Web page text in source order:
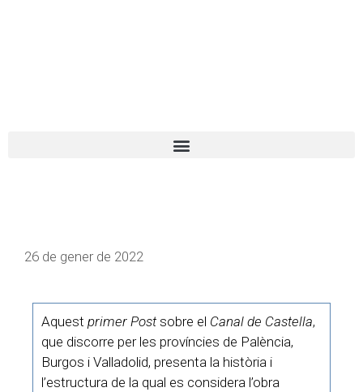
26 de gener de 2022
Aquest primer Postsobre el Canal de Castella,
que discorre per les províncies de Palència,
Burgos i Valladolid, presenta la història i
l’estructura de la qual es considera l’obra